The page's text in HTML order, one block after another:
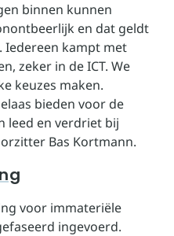
binnen kunnen
en dat geldt
Iedereen kampt met
zeker in de ICT. We
keuzes maken.
bieden voor de
leed en verdriet bij
Bas Kortmann.
voor immateriële
ingevoerd.